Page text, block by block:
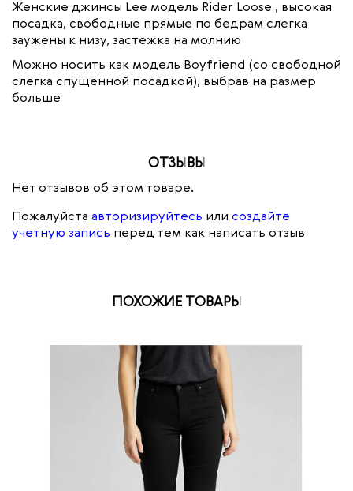
Женские джинсы Lee модель Rider Loose , высокая
посадка, свободные прямые по бедрам слегка
заужены к низу, застежка на молнию
Можно носить как модель Boyfriend (со свободной
слегка спущенной посадкой), выбрав на размер
больше
ОТЗЫВЫ
Нет отзывов об этом товаре.
Пожалуйста авторизируйтесь или создайте
учетную запись перед тем как написать отзыв
ПОХОЖИЕ ТОВАРЫ